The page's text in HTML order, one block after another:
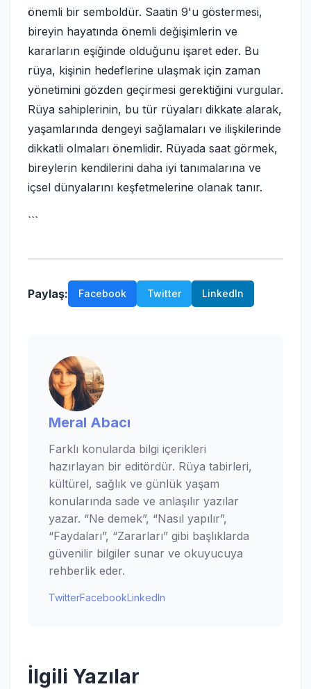
önemli bir semboldür. Saatin 9'u göstermesi,
bireyin hayatında önemli değişimlerin ve
kararların eşiğinde olduğunu işaret eder. Bu
rüya, kişinin hedeflerine ulaşmak için zaman
yönetimini gözden geçirmesi gerektiğini vurgular.
Rüya sahiplerinin, bu tür rüyaları dikkate alarak,
yaşamlarında dengeyi sağlamaları ve ilişkilerinde
dikkatli olmaları önemlidir. Rüyada saat görmek,
bireylerin kendilerini daha iyi tanımalarına ve
içsel dünyalarını keşfetmelerine olanak tanır.
```
Paylaş: Facebook Twitter LinkedIn
Meral Abacı
Farklı konularda bilgi içerikleri
hazırlayan bir editördür. Rüya tabirleri,
kültürel, sağlık ve günlük yaşam
konularında sade ve anlaşılır yazılar
yazar. “Ne demek”, “Nasıl yapılır”,
“Faydaları”, “Zararları” gibi başlıklarda
güvenilir bilgiler sunar ve okuyucuya
rehberlik eder.
TwitterFacebookLinkedIn
İlgili Yazılar